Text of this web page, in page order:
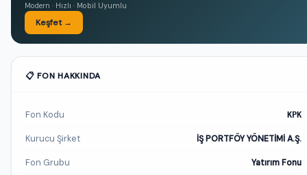
Modern · Hızlı · Mobil Uyumlu
Keşfet →
📋 FON HAKKINDA
Fon Kodu KPK
Kurucu Şirket İŞ PORTFÖY YÖNETİMİ A.Ş.
Fon Grubu Yatırım Fonu